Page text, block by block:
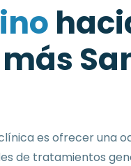
ino haci
más Sa
es ofrecer una
de tratamientos